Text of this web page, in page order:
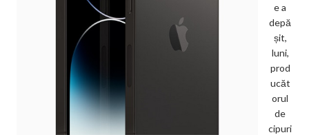
e a
depă
șit,
luni,
prod
ucăt
orul
de
cipuri